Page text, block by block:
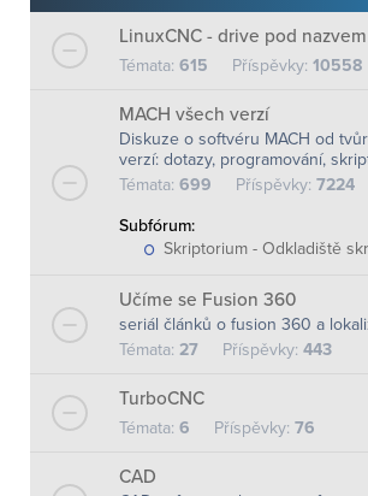
LinuxCNC - drive pod
Témata: 615 Příspěvky: 10558
MACH všech verzí
Diskuze o softvéru MACH od
verzí: dotazy, programování,
Témata: 699 Příspěvky: 7224
Subfórum:
Skriptorium - Odkladiště
Učíme se Fusion 360
seriál článků o fusion 360 a
Témata: 27 Příspěvky: 443
TurboCNC
Témata: 6 Příspěvky: 76
CAD